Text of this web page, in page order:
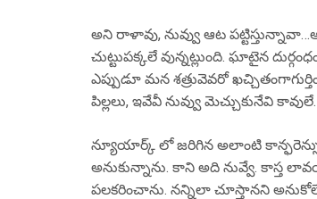
అని రాళావు, నువ్వు ఆట
చుట్టుపక్కలే వున్నట్లుంది. ఘాటైన
ఎప్పుడూ మన శత్రువెవరో
పిల్లలు, ఇవేవీ నువ్వు మెచ్చుకునేవి
న్యూయార్క్ లో జరిగిన అలాంటి
అనుకున్నాను. కాని అది నువ్వే. కాస్త
పలకరించాను. నన్నిలా చూస్తానని